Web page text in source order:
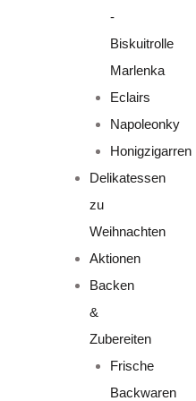
-
Biskuitrolle
Marlenka
Eclairs
Napoleonky
Honigzigarren
Delikatessen
zu
Weihnachten
Aktionen
Backen
&
Zubereiten
Frische
Backwaren